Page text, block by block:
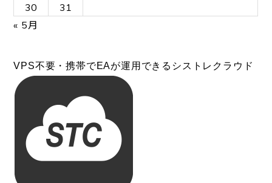
30
31
« 5月
VPS不要・携帯でEAが運用できるシストレクラウド